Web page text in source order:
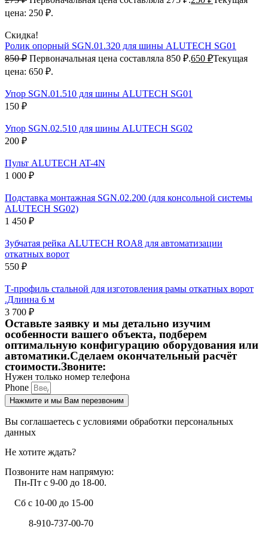
цена: 250 ₽.
Скидка!
Ролик опорный SGN.01.320 для шины ALUTECH SG01
850₽ Первоначальная цена составляла 850 ₽.650 ₽Текущая
цена: 650 ₽.
Упор SGN.01.510 для шины ALUTECH SG01
150 ₽
Упор SGN.02.510 для шины ALUTECH SG02
200 ₽
Пульт ALUTECH AT-4N
1 000 ₽
Подставка монтажная SGN.02.200 (для консольной системы
ALUTECH SG02)
1 450 ₽
Зубчатая рейка ALUTECH ROA8 для автоматизации
откатных ворот
550 ₽
Т-профиль стальной для изготовления рамы откатных ворот
.Длинна 6 м
3 700 ₽
Оставьте заявку и мы детально изучим
особенности вашего объекта, подберем
оптимальную конфигурацию оборудования или
автоматики.Сделаем окончательный расчёт
стоимости.Звоните:
Нужен только номер телефона
Phone
Нажмите и мы Вам перезвоним
Вы соглашаетесь с условиями обработки персональных
данных
Не хотите ждать?
Позвоните нам напрямую:
Пн-Пт с 9-00 до 18-00.
Сб с 10-00 до 15-00
8-910-737-00-70